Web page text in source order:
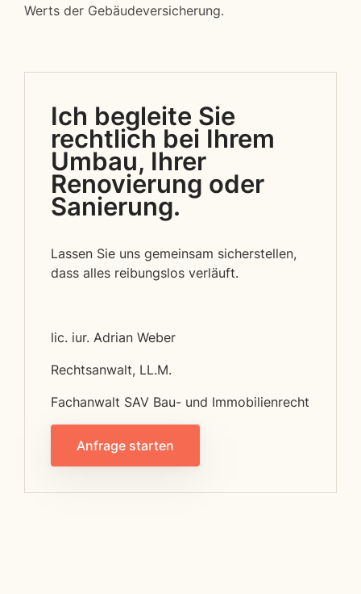
Werts der Gebäudeversicherung.
Ich begleite Sie
rechtlich bei Ihrem
Umbau, Ihrer
Renovierung oder
Sanierung.
Lassen Sie uns gemeinsam sicherstellen,
dass alles reibungslos verläuft.
lic. iur. Adrian Weber
Rechtsanwalt, LL.M.
Fachanwalt SAV Bau- und Immobilienrecht
Anfrage starten